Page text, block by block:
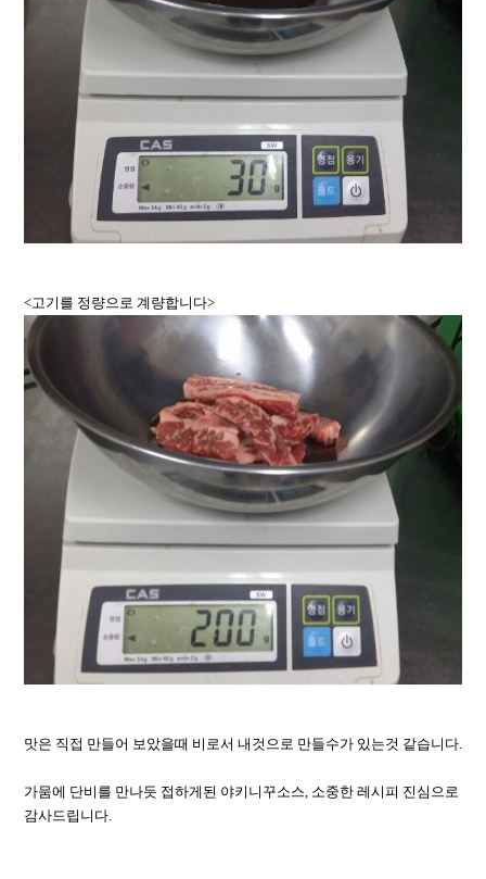
<고기를 정량으로 계량합니다>
맛은 직접 만들어 보았을때 비로서 내것으로 만들수가 있는것 같습니다.
가뭄에 단비를 만나듯 접하게된 야키니꾸소스, 소중한 레시피 진심으로
감사드립니다.